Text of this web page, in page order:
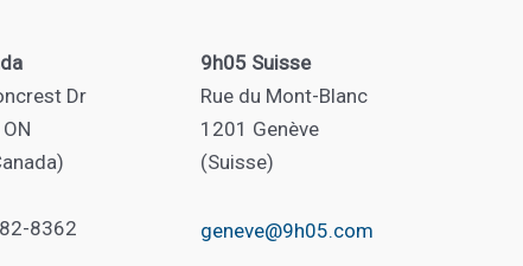
Dr
8362
9h05 Suisse
Rue du Mont-Blanc
1201 Genève
(Suisse)
geneve@9h05.com